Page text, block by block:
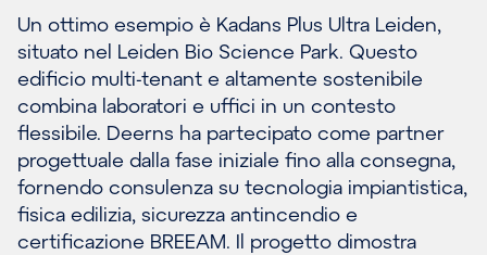
Un ottimo esempio è Kadans Plus Ultra Leiden,
situato nel Leiden Bio Science Park. Questo
edificio multi-tenant e altamente sostenibile
combina laboratori e uffici in un contesto
flessibile. Deerns ha partecipato come partner
progettuale dalla fase iniziale fino alla consegna,
fornendo consulenza su tecnologia impiantistica,
fisica edilizia, sicurezza antincendio e
certificazione BREEAM. Il progetto dimostra